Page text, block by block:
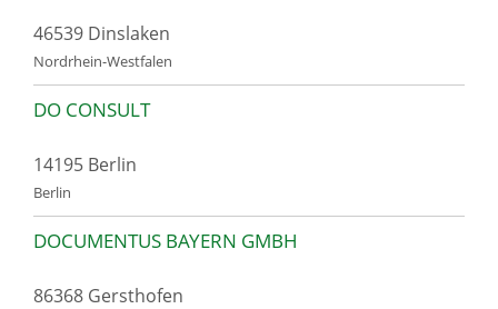
46539 Dinslaken
Nordrhein-Westfalen
DO CONSULT
14195 Berlin
Berlin
DOCUMENTUS BAYERN GMBH
86368 Gersthofen